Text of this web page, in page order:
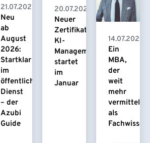
21.07.2026
Neu
ab
August
2026:
Startklar
im
öffentlichen
Dienst
– der
Azubi
Guide
20.07.2026
Neuer
Zertifikatskurs
KI-
Management
startet
im
Januar
14.07.2026
Ein
MBA,
der
weit
mehr
vermittelt
als
Fachwissen